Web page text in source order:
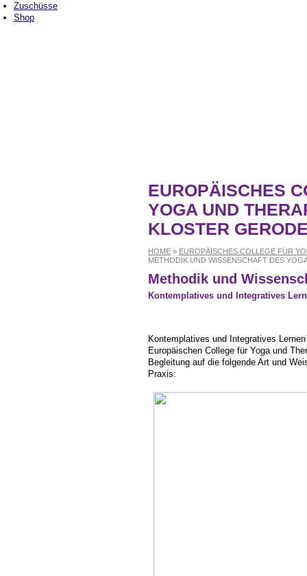
Zuschüsse
Shop
EUROPÄISCHES
YOGA UND
KLOSTER
HOME » EUROPÄISCHES COLLEGE FÜR
METHODIK UND WISSENSCHAFT DES
Methodik und
Kontemplatives und Integratives
Kontemplatives und Integratives
Europäischen College für Yoga und
Begleitung auf die folgende Art und
Praxis: